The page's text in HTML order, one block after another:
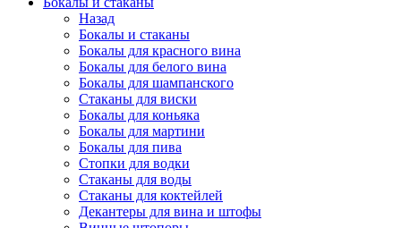
Назад
Бокалы и стаканы
Бокалы для красного вина
Бокалы для белого вина
Бокалы для шампанского
Стаканы для виски
Бокалы для коньяка
Бокалы для мартини
Бокалы для пива
Стопки для водки
Стаканы для воды
Стаканы для коктейлей
Декантеры для вина и штофы